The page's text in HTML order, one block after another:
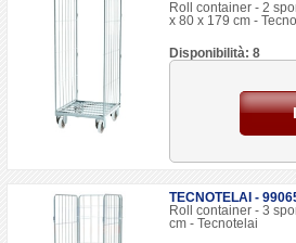
Roll container - 2
x 80 x 179 cm -
Disponibilità: 8
TECNOTELAI -
Roll container - 3
cm - Tecnotelai